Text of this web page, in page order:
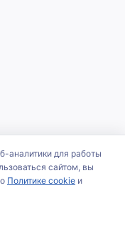
аналитики для работы
сайтом, вы
Политике cookie и